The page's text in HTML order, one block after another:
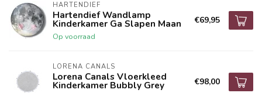
HARTENDIEF
Hartendief Wandlamp
Kinderkamer Ga Slapen Maan
Op voorraad
€69,95
LORENA CANALS
Lorena Canals Vloerkleed
Kinderkamer Bubbly Grey €98,00